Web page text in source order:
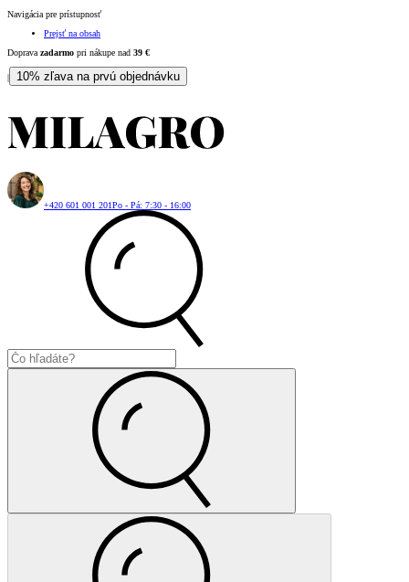
Navigácia pre prístupnosť
Prejsť na obsah
Doprava zadarmo pri nákupe nad 39 €
| 10% zľava na prvú objednávku
+420 601 001 201Po - Pá: 7:30 - 16:00